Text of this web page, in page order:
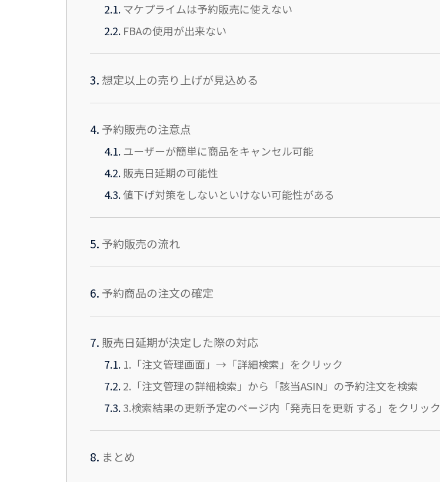
2.1. マケプライムは予約販売に使えない
2.2. FBAの使用が出来ない
3. 想定以上の売り上げが見込める
4. 予約販売の注意点
4.1.ユーザーが簡単に商品をキャンセル可能
4.2.販売日延期の可能性
4.3.値下げ対策をしないといけない可能性がある
5. 予約販売の流れ
6. 予約商品の注文の確定
7. 販売日延期が決定した際の対応
7.1. 1.「注文管理画面」→「詳細検索」をクリック
7.2.2.「注文管理の詳細検索」から「該当ASIN」の予約注文を検索
7.3.3.検索結果の更新予定のページ内「発売日を更新 する」をクリック
8. まとめ